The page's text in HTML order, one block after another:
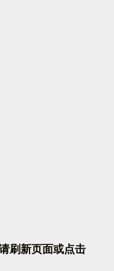
刷 新页面或点击